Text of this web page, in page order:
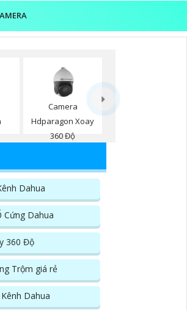
Camera
Hdparagon Xoay
360 Độ
Dahua
Cứng Dahua
360 Độ
Trộm giá rẻ
Dahua